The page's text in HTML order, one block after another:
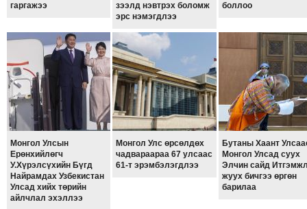
СУРГУУЛИЙН
ТОЙРОНД
ЗӨРЧЛИЙН
ХУУЛИЙН
ЭРГЭН
ТОЙРОНД
ЕРӨНХИЙЛӨГЧИЙН
СОНГУУЛЬ-2017
гаргажээ
зээлд нэвтрэх боломж
эрс нэмэгдлээ
боллоо
Монгол Улсын
Ерөнхийлөгч
У.Хүрэлсүхийн Бүгд
Найрамдах Узбекистан
Улсад хийх төрийн
айлчлал эхэллээ
Монгол Улс өрсөлдөх
чадвараараа 67 улсаас
61-т эрэмбэлэгдлээ
Бутаны Хаант
Монгол Улсад суух
Элчин сайд
жуух бичгээ өргөн
барилаа